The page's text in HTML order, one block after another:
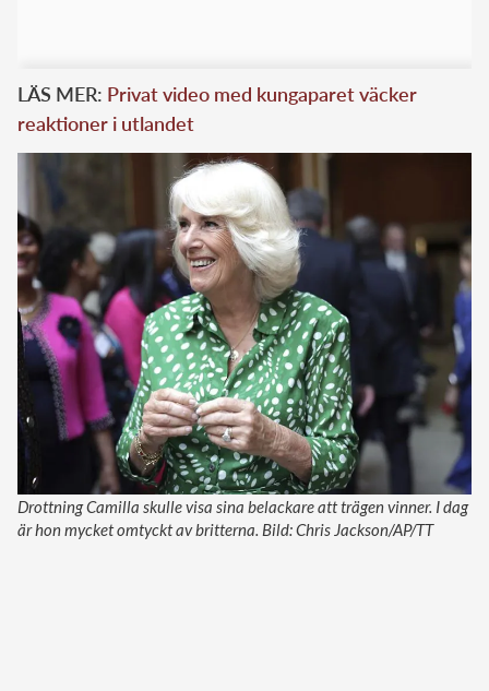
LÄS MER: Privat video med kungaparet väcker
reaktioner i utlandet
Drottning Camilla skulle visa sina belackare att trägen vinner. I dag
är hon mycket omtyckt av britterna. Bild: Chris Jackson/AP/TT